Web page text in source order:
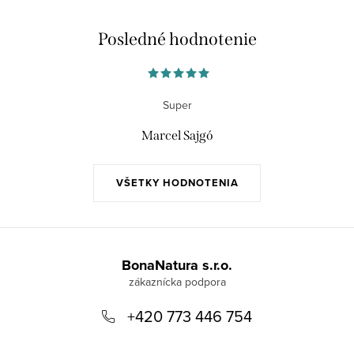
Posledné hodnotenie
VŠETKY HODNOTENIA
Super
Marcel Sajgó
BonaNatura s.r.o.
+420 773 446 754